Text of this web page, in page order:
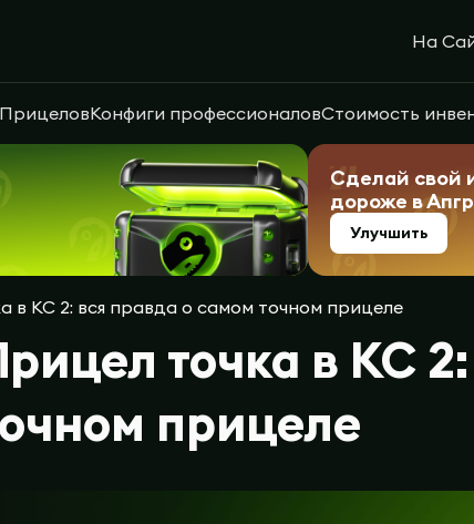
На
Конфиги профессионаловСтоимость
Сделай свой
дороже в
Улучшить
в КС 2: вся правда о самом точном прицеле
точка в КС
прицеле